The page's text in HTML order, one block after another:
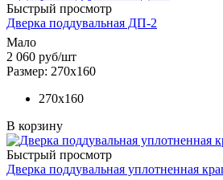
Быстрый просмотр
Дверка поддувальная ДП-2
Мало
2 060 руб/шт
Размер: 270х160
270х160
В корзину
Быстрый просмотр
Дверка поддувальная уплотненная